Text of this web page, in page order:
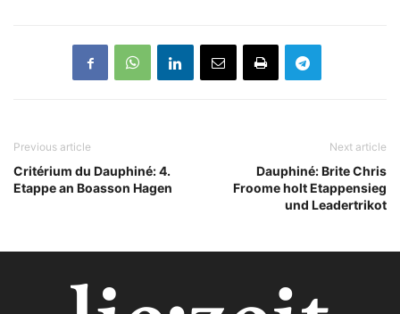
Previous article
Critérium du Dauphiné: 4.
Etappe an Boasson Hagen
Next article
Dauphiné: Brite Chris
Froome holt Etappensieg
und Leadertrikot